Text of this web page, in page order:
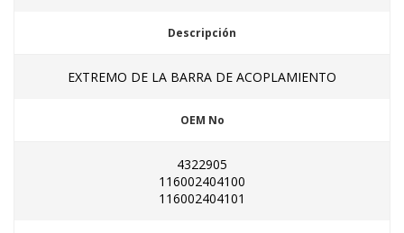
Descripción
EXTREMO DE LA BARRA DE ACOPLAMIENTO
OEM No
4322905
116002404100
116002404101